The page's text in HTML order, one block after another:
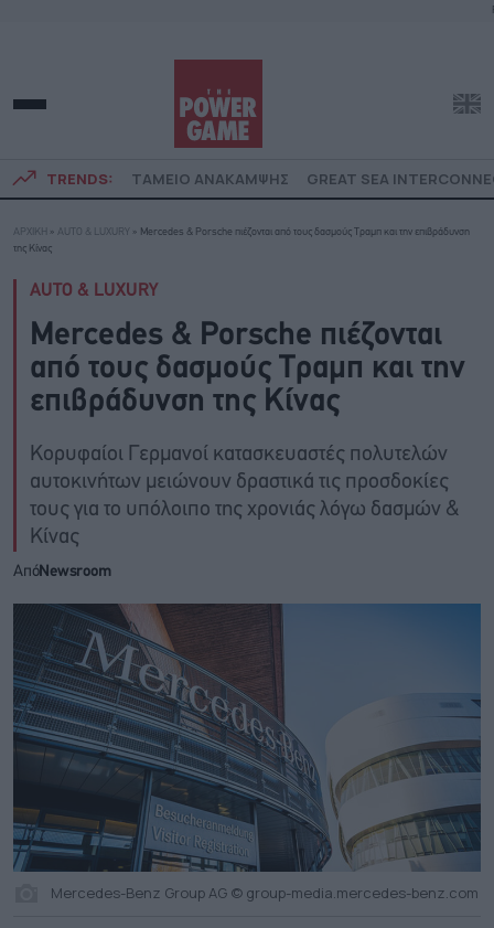
TRENDS: ΤΑΜΕΙΟ ΑΝΑΚΑΜΨΗΣ GREAT SEA
ΑΡΧΙΚΗ » AUTO & LUXURY » Mercedes & Porsche πιέζονται από τους δασμούς Τραμπ και την επιβράδυνση
της Κίνας
AUTO & LUXURY
Mercedes & Porsche πιέζονται
από τους δασμούς Τραμπ και την
επιβράδυνση της Κίνας
Κορυφαίοι Γερμανοί κατασκευαστές πολυτελών
αυτοκινήτων μειώνουν δραστικά τις προσδοκίες
τους για το υπόλοιπο της χρονιάς λόγω δασμών &
Κίνας
ΑπόNewsroom
Mercedes-Benz Group AG © group-media.mercedes-benz.com